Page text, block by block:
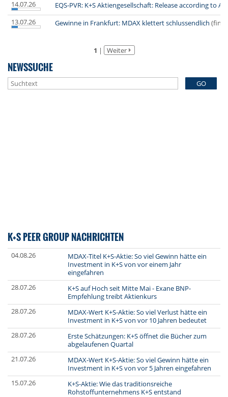
14.07.26
EQS-PVR: K+S Aktiengesellschaft: Release according
13.07.26
Gewinne in Frankfurt: MDAX klettert schlussendlich
1 | Weiter
NEWSSUCHE
GO
K+S PEER GROUP NACHRICHTEN
04.08.26
MDAX-Titel K+S-Aktie: So viel Gewinn hätte ein
Investment in K+S von vor einem Jahr
eingefahren
28.07.26
K+S auf Hoch seit Mitte Mai - Exane BNP-
Empfehlung treibt Aktienkurs
28.07.26
MDAX-Wert K+S-Aktie: So viel Verlust hätte ein
Investment in K+S von vor 10 Jahren bedeutet
28.07.26
Erste Schätzungen: K+S öffnet die Bücher zum
abgelaufenen Quartal
21.07.26
MDAX-Wert K+S-Aktie: So viel Gewinn hätte ein
Investment in K+S von vor 5 Jahren eingefahren
15.07.26
K+S-Aktie: Wie das traditionsreiche
Rohstoffunternehmens K+S entstand